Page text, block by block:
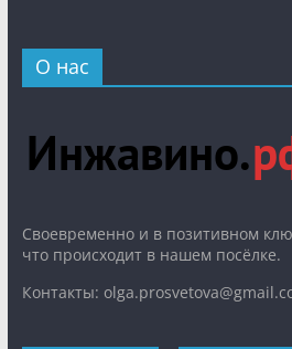
О нас
Cвоевременно и в позитивном
что происходит в нашем посёлке.
Контакты: